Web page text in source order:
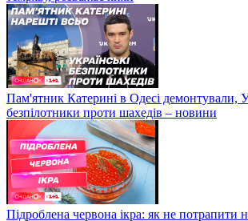
Пам'ятник Катерині в Одесі демонтували,
безпілотники проти шахедів – новини
Підроблена червона ікра: як не потрапити